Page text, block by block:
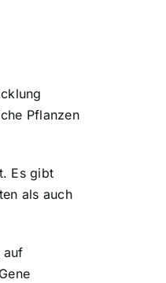
Pflanzen
Es gibt
als auch
auf